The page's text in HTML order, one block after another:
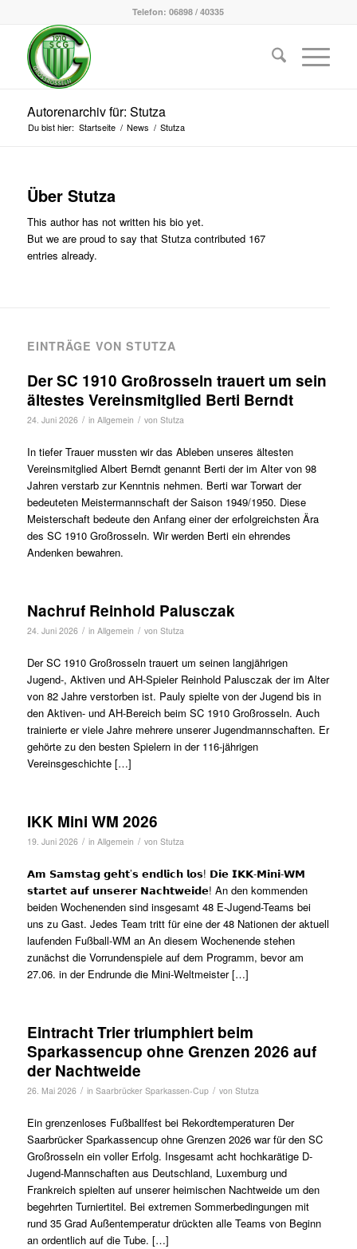
Telefon: 06898 / 40335
Autorenarchiv für: Stutza
Du bist hier: Startseite / News / Stutza
Über Stutza
This author has not written his bio yet.
But we are proud to say that Stutzacontributed 167
entries already.
EINTRÄGE VON STUTZA
Der SC 1910 Großrosseln trauert um sein
ältestes Vereinsmitglied Berti Berndt
24. Juni 2026 / in Allgemein / von Stutza
In tiefer Trauer mussten wir das Ableben unseres ältesten
Vereinsmitglied Albert Berndt genannt Berti der im Alter von 98
Jahren verstarb zur Kenntnis nehmen. Berti war Torwart der
bedeuteten Meistermannschaft der Saison 1949/1950. Diese
Meisterschaft bedeute den Anfang einer der erfolgreichsten Ära
des SC 1910 Großrosseln. Wir werden Berti ein ehrendes
Andenken bewahren.
Nachruf Reinhold Palusczak
24. Juni 2026 / in Allgemein / von Stutza
Der SC 1910 Großrosseln trauert um seinen langjährigen
Jugend-, Aktiven und AH-Spieler Reinhold Palusczak der im Alter
von 82 Jahre verstorben ist. Pauly spielte von der Jugend bis in
den Aktiven- und AH-Bereich beim SC 1910 Großrosseln. Auch
trainierte er viele Jahre mehrere unserer Jugendmannschaften. Er
gehörte zu den besten Spielern in der 116-jährigen
Vereinsgeschichte […]
IKK Mini WM 2026
19. Juni 2026 / in Allgemein / von Stutza
𝗔𝗺 𝗦𝗮𝗺𝘀𝘁𝗮𝗴 𝗴𝗲𝗵𝘁’𝘀 𝗲𝗻𝗱𝗹𝗶𝗰𝗵 𝗹𝗼𝘀! 𝗗𝗶𝗲 𝗜𝗞𝗞-𝗠𝗶𝗻𝗶-𝗪𝗠
𝘀𝘁𝗮𝗿𝘁𝗲𝘁 𝗮𝘂𝗳 𝘂𝗻𝘀𝗲𝗿𝗲𝗿 𝗡𝗮𝗰𝗵𝘁𝘄𝗲𝗶𝗱𝗲! An den kommenden
beiden Wochenenden sind insgesamt 48 E-Jugend-Teams bei
uns zu Gast. Jedes Team tritt für eine der 48 Nationen der aktuell
laufenden Fußball-WM an An diesem Wochenende stehen
zunächst die Vorrundenspiele auf dem Programm, bevor am
27.06. in der Endrunde die Mini-Weltmeister […]
Eintracht Trier triumphiert beim
Sparkassencup ohne Grenzen 2026 auf
der Nachtweide
26. Mai 2026 / in Saarbrücker Sparkassen-Cup / von Stutza
Ein grenzenloses Fußballfest bei Rekordtemperaturen Der
Saarbrücker Sparkassencup ohne Grenzen 2026 war für den SC
Großrosseln ein voller Erfolg. Insgesamt acht hochkarätige D-
Jugend-Mannschaften aus Deutschland, Luxemburg und
Frankreich spielten auf unserer heimischen Nachtweide um den
begehrten Turniertitel. Bei extremen Sommerbedingungen mit
rund 35 Grad Außentemperatur drückten alle Teams von Beginn
an ordentlich auf die Tube. […]